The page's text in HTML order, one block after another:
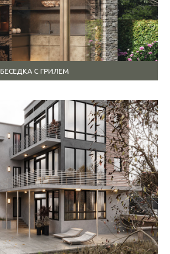
БЕСЕДКА С ГРИЛЕМ